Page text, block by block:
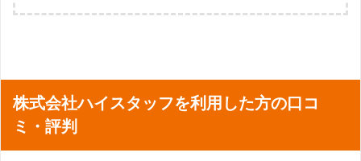
株式会社ハイスタッフを利用した方の口コ
ミ・評判